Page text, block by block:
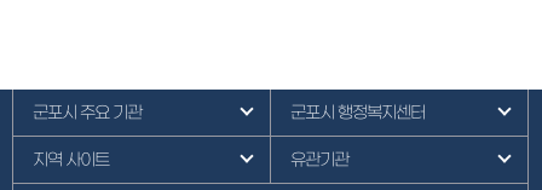
군포시 주요 기관 군포시 행정복지센터
지역 사이트 유관기관